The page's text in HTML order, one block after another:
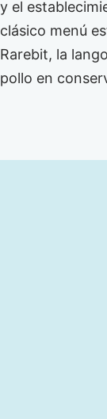
y el
clásico menú
Rarebit, la
pollo en